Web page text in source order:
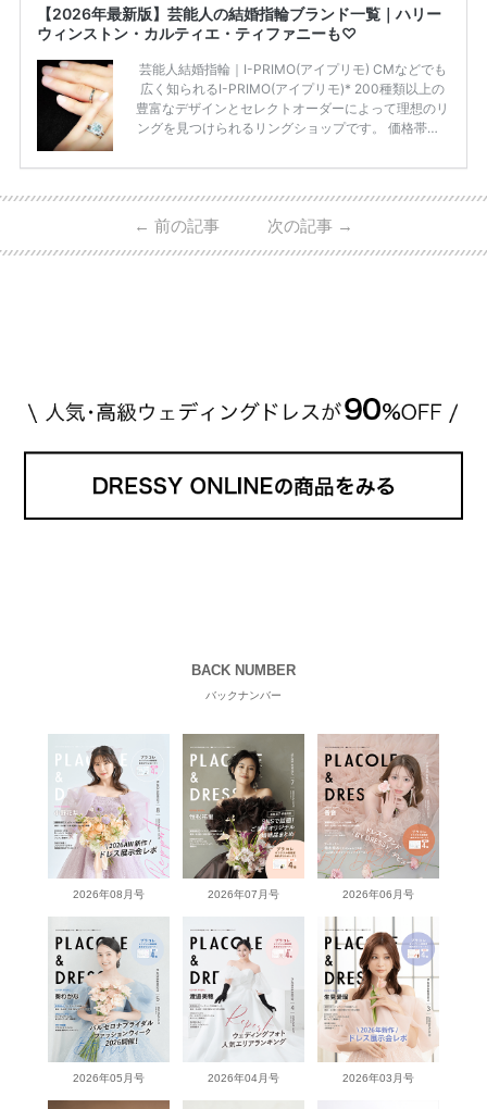
【2026年最新版】芸能人の結婚指輪ブランド一覧｜ハリー
ウィンストン・カルティエ・ティファニーも♡
芸能人結婚指輪｜I-PRIMO(アイプリモ) CMなどでも
広く知られるI-PRIMO(アイプリモ)* 200種類以上の
豊富なデザインとセレクトオーダーによって理想のリ
ングを見つけられるリングショップです。 価格帯は2
入が可能♩ コスパ的にも20代の若い夫婦に人気のよ
ビ 系 にて10月5日22時～スタートする水曜ドラマ『
#ファーストペンギン! 』で山藤 そよ役を演じます💁🏻‍♀️
← 前の記事 次の記事 →
BACK NUMBER
バックナンバー
2026年08月号 2026年07月号 2026年06月号
2026年05月号 2026年04月号 2026年03月号